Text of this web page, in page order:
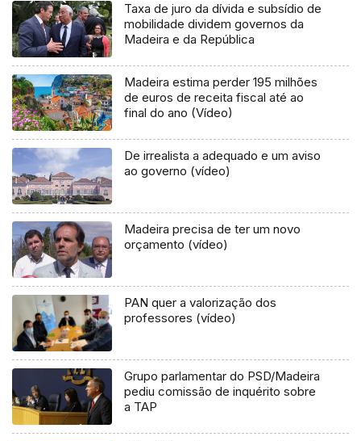
Taxa de juro da dívida e subsídio de
mobilidade dividem governos da
Madeira e da República
Madeira estima perder 195 milhões
de euros de receita fiscal até ao
final do ano (Vídeo)
De irrealista a adequado e um aviso
ao governo (vídeo)
Madeira precisa de ter um novo
orçamento (vídeo)
PAN quer a valorização dos
professores (vídeo)
Grupo parlamentar do PSD/Madeira
pediu comissão de inquérito sobre
a TAP